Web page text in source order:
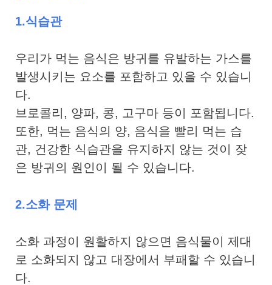
1.식습관
우리가 먹는 음식은 방귀를 유발하는 가스를
발생시키는 요소를 포함하고 있을 수 있습니
다.
브로콜리, 양파, 콩, 고구마 등이 포함됩니다.
또한, 먹는 음식의 양, 음식을 빨리 먹는 습
관, 건강한 식습관을 유지하지 않는 것이 잦
은 방귀의 원인이 될 수 있습니다.
2.소화 문제
소화 과정이 원활하지 않으면 음식물이 제대
로 소화되지 않고 대장에서 부패할 수 있습니
다.